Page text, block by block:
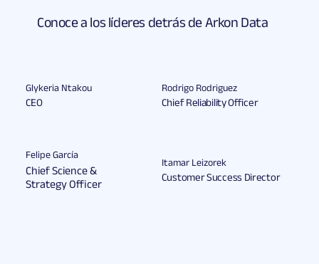
Conoce a los líderes detrás de Arkon Data
Glykeria Ntakou
CEO
Rodrigo Rodriguez
Chief Reliability Officer
Felipe García
Chief Science &
Strategy Officer
Itamar Leizorek
Customer Success Director